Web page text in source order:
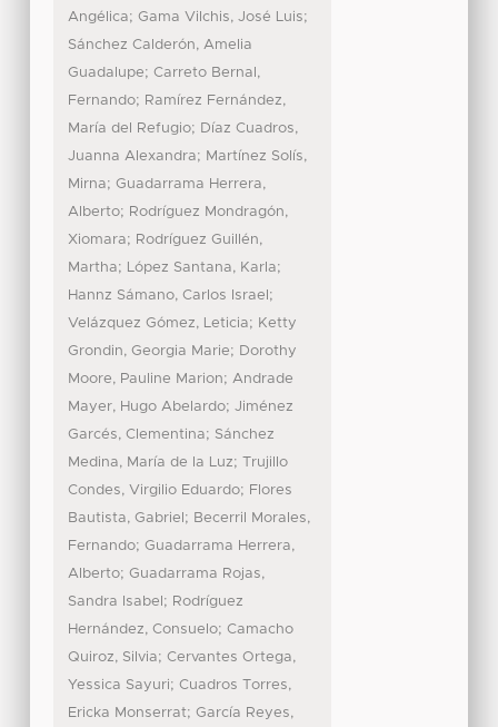
Angélica; Gama Vilchis, José Luis;
Sánchez Calderón, Amelia
Guadalupe; Carreto Bernal,
Fernando; Ramírez Fernández,
María del Refugio; Díaz Cuadros,
Juanna Alexandra; Martínez Solís,
Mirna; Guadarrama Herrera,
Alberto; Rodríguez Mondragón,
Xiomara; Rodríguez Guillén,
Martha; López Santana, Karla;
Hannz Sámano, Carlos Israel ;
Velázquez Gómez, Leticia; Ketty
Grondin, Georgia Marie; Dorothy
Moore, Pauline Marion; Andrade
Mayer, Hugo Abelardo; Jiménez
Garcés, Clementina; Sánchez
Medina, María de la Luz; Trujillo
Condes, Virgilio Eduardo; Flores
Bautista, Gabriel ; Becerril Morales,
Fernando; Guadarrama Herrera,
Alberto; Guadarrama Rojas,
Sandra Isabel ; Rodríguez
Hernández, Consuelo; Camacho
Quiroz, Silvia; Cervantes Ortega,
Yessica Sayuri; Cuadros Torres,
Ericka Monserrat; García Reyes,